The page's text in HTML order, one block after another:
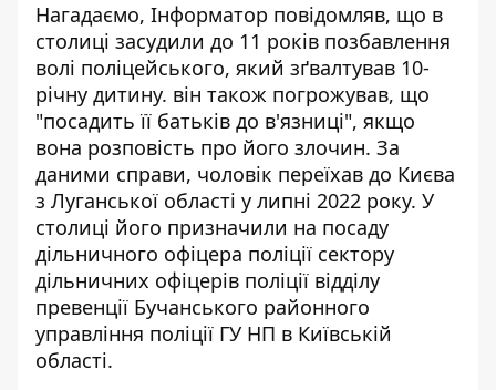
Нагадаємо, Інформатор повідомляв, що в
столиці засудили до 11 років позбавлення
волі поліцейського, який зґвалтував 10-
річну дитину. він також погрожував, що
"посадить її батьків до в'язниці", якщо
вона розповість про його злочин. За
даними справи, чоловік переїхав до Києва
з Луганської області у липні 2022 року. У
столиці його призначили на посаду
дільничного офіцера поліції сектору
дільничних офіцерів поліції відділу
превенції Бучанського районного
управління поліції ГУ НП в Київській
області.